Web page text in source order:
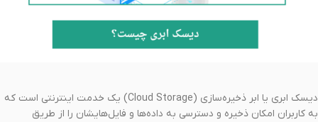
دیسک ابری یا ابر ذخیره‌سازی (Cloud Storage) یک خدمت اینترنتی است که
به کاربران امکان ذخیره و دسترسی به داده‌ها و فایل‌هایشان را از طریق